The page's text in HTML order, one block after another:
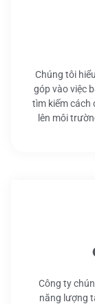
Chúng tôi
góp vào việc
tìm kiếm cách
lên môi
Công ty
năng lượng